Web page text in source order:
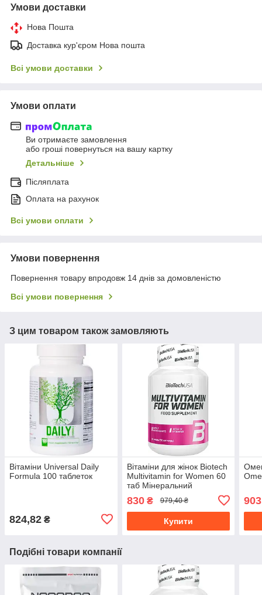
Умови доставки
Нова Пошта
Доставка кур'єром Нова пошта
Всі умови доставки
Умови оплати
Ви отримаєте замовлення
або гроші повернуться на вашу картку
Детальніше
Післяплата
Оплата на рахунок
Всі умови оплати
Умови повернення
Повернення товару впродовж 14 днів за домовленістю
Всі умови повернення
З цим товаром також замовляють
Вітаміни Universal Daily
Formula 100 таблеток
824,82 ₴
Вітаміни для жінок Biotech
Multivitamin for Women 60
таб Мінеральний
830₴ 979,40 ₴
Купити
903
Подібні товари компанії